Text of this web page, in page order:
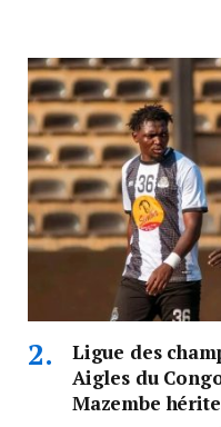
Ligue des
Aigles du
Mazembe